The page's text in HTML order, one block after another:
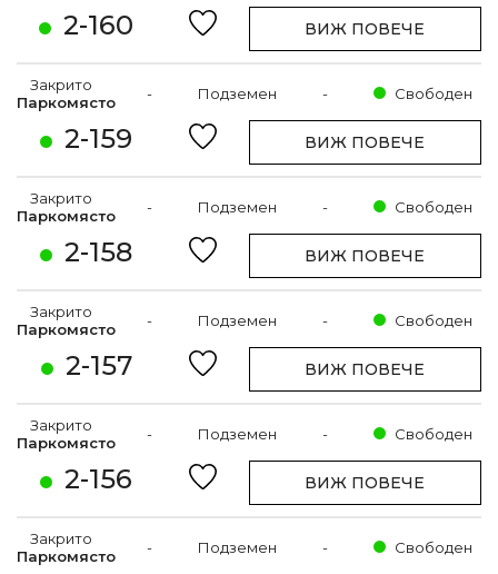
2-160 ВИЖ ПОВЕЧЕ
2-159
Закрито
Паркомясто
- Подземен - Свободен
ВИЖ ПОВЕЧЕ
2-158
Закрито
Паркомясто
- Подземен - Свободен
ВИЖ ПОВЕЧЕ
2-157
Закрито
Паркомясто
- Подземен - Свободен
ВИЖ ПОВЕЧЕ
2-156
Закрито
Паркомясто
- Подземен - Свободен
ВИЖ ПОВЕЧЕ
Закрито
Паркомясто
- Подземен - Свободен